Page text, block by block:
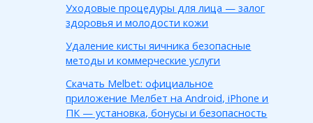
Уходовые процедуры для лица — залог
здоровья и молодости кожи
Удаление кисты яичника безопасные
методы и коммерческие услуги
Скачать Melbet: официальное
приложение Мелбет на Android, iPhone и
ПК — установка, бонусы и безопасность